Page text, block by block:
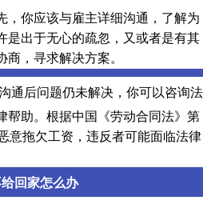
，你应该与雇主详细沟通，了解为
是出于无心的疏忽，又或者是有其
，寻求解决方案。
通后问题仍未解决，你可以咨询法
帮助。根据中国《劳动合同法》第
意拖欠工资，违反者可能面临法律
回家怎么办